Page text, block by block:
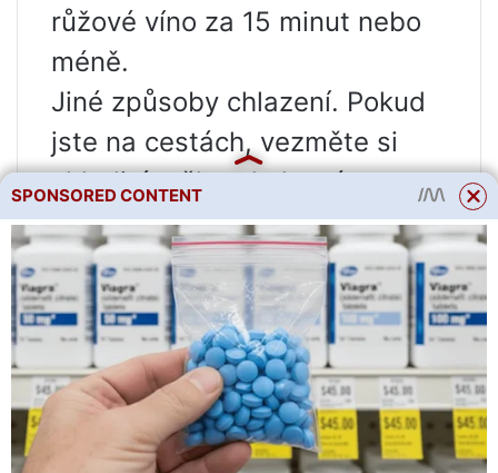
růžové víno za 15 minut nebo
méně.
Jiné způsoby chlazení. Pokud
jste na cestách, vezměte si
chladicí tašku, do které se
vejdou dvě až čtyři lahve.
Doma si nalijte sklenku vína a
dejte do lednice – zabere to
mnohem méně času než na
celou láhev.
Opakovaně použitelné misky
na ledové kostky také fungují
SPONSORED CONTENT